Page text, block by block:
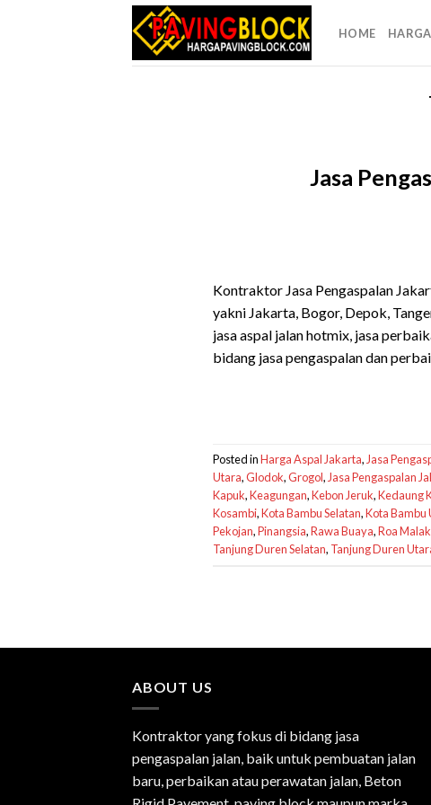
HOME
Jasa
Kontraktor Jasa Pengaspalan
yakni Jakarta, Bogor, Depok,
jasa aspal jalan hotmix, jasa
bidang jasa pengaspalan dan
Posted inHarga Aspal Jakarta, Jasa
Utara,Glodok,Grogol, Jasa Pengaspalan
Kapuk,Keagungan,Kebon Jeruk,Kedaung
Kosambi,Kota Bambu Selatan,Kota Bambu
Pekojan,Pinangsia,Rawa Buaya,Roa
Tanjung Duren Selatan, Tanjung Duren
ABOUT US
Kontraktor yang fokus di bidang jasa
pengaspalan jalan, baik untuk pembuatan jalan
baru, perbaikan atau perawatan jalan, Beton